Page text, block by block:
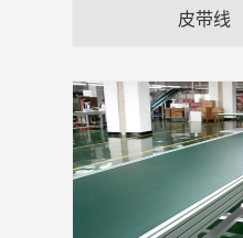
皮带线